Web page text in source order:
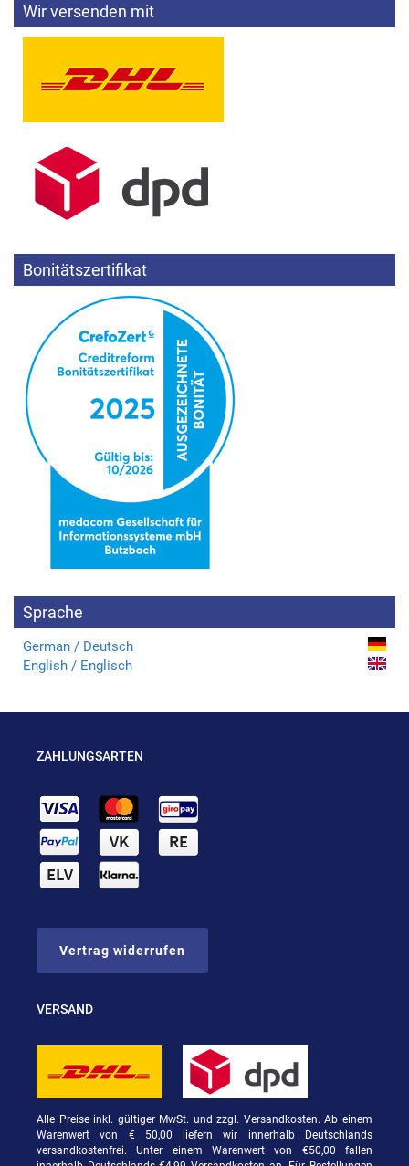
Wir versenden mit
Bonitätszertifikat
Sprache
German / Deutsch
English / Englisch
ZAHLUNGSARTEN
Vertrag widerrufen
VERSAND
Alle Preise inkl. gültiger MwSt. und zzgl. Versandkosten. Ab einem
Warenwert von € 50,00 liefern wir innerhalb Deutschlands
versandkostenfrei. Unter einem Warenwert von €50,00 fallen